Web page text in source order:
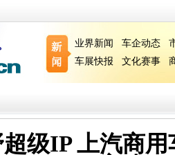
业界新闻 车企动态
车展快报
文化赛事
级IP 上汽商